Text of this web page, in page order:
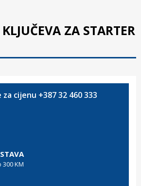
ZA STARTER
cijenu +387 32 460 333
KM